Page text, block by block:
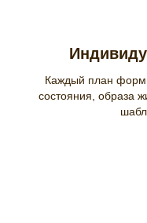
Каждый план
состояния, образа